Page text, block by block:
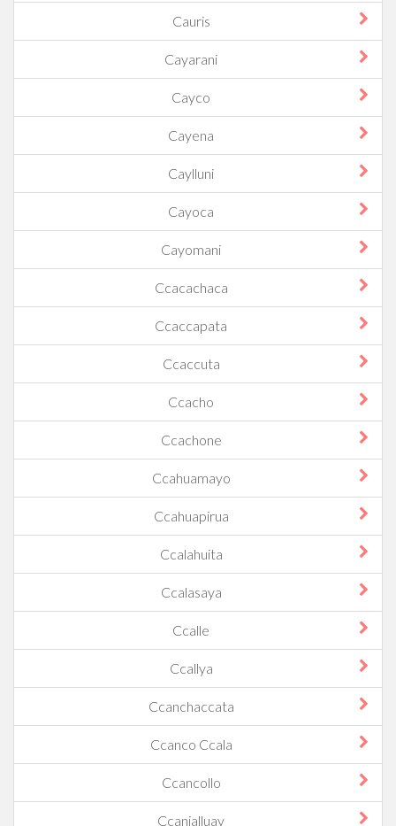
Cauris
Cayarani
Cayco
Cayena
Caylluni
Cayoca
Cayomani
Ccacachaca
Ccaccapata
Ccaccuta
Ccacho
Ccachone
Ccahuamayo
Ccahuapirua
Ccalahuita
Ccalasaya
Ccalle
Ccallya
Ccanchaccata
Ccanco Ccala
Ccancollo
Ccanjalluay